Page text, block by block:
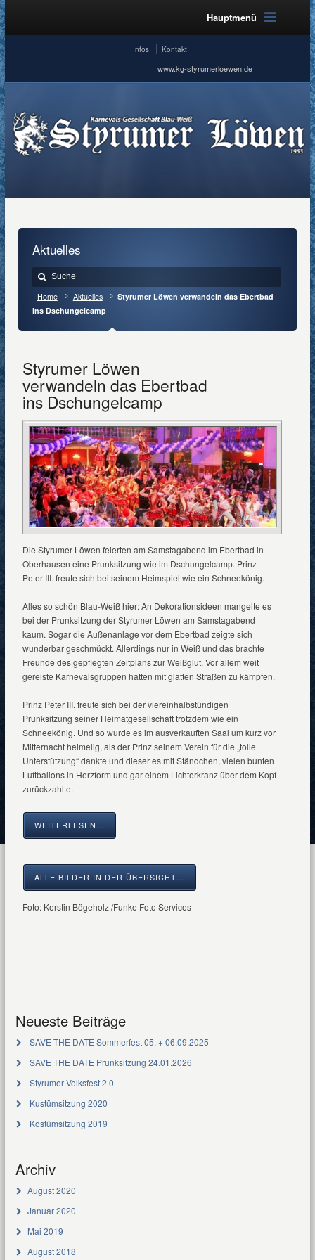
Hauptmenü
Infos Kontakt
www.kg-styrumerloewen.de
Aktuelles
Home Aktuelles
Styrumer Löwen verwandeln das Ebertbad
ins Dschungelcamp
Styrumer Löwen
verwandeln das Ebertbad
ins Dschungelcamp
Die Styrumer Löwen feierten am Samstagabend im Ebertbad in
Oberhausen eine Prunksitzung wie im Dschungelcamp. Prinz
Peter III. freute sich bei seinem Heimspiel wie ein Schneekönig.
Alles so schön Blau-Weiß hier: An Dekorationsideen mangelte es
bei der Prunksitzung der Styrumer Löwen am Samstagabend
kaum. Sogar die Außenanlage vor dem Ebertbad zeigte sich
wunderbar geschmückt. Allerdings nur in Weiß und das brachte
Freunde des gepflegten Zeitplans zur Weißglut. Vor allem weit
gereiste Karnevalsgruppen hatten mit glatten Straßen zu kämpfen.
Prinz Peter III. freute sich bei der viereinhalbstündigen
Prunksitzung seiner Heimatgesellschaft trotzdem wie ein
Schneekönig. Und so wurde es im ausverkauften Saal um kurz vor
Mitternacht heimelig, als der Prinz seinem Verein für die „tolle
Unterstützung“ dankte und dieser es mit Ständchen, vielen bunten
Luftballons in Herzform und gar einem Lichterkranz über dem Kopf
zurückzahlte.
WEITERLESEN…
ALLE BILDER IN DER ÜBERSICHT…
Foto: Kerstin Bögeholz /Funke Foto Services
Neueste Beiträge
SAVE THE DATE Sommerfest 05. + 06.09.2025
SAVE THE DATE Prunksitzung 24.01.2026
Styrumer Volksfest 2.0
Kustümsitzung 2020
Kostümsitzung 2019
Archiv
August 2020
Januar 2020
Mai 2019
August 2018